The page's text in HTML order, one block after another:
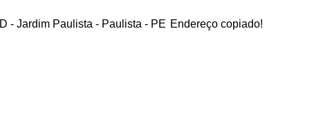
- Jardim Paulista - Paulista - PE Endereço copiado!